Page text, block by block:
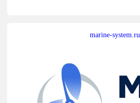
marine-system.ru